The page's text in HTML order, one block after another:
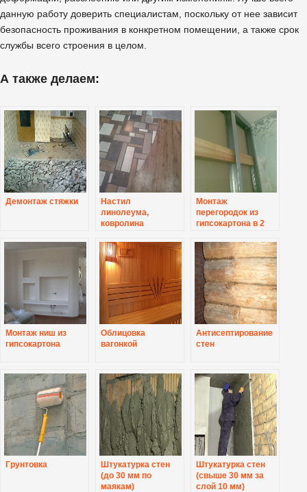
данную работу доверить специалистам, поскольку от нее зависит
безопасность проживания в конкретном помещении, а также срок
службы всего строения в целом.
А также делаем:
Демонтаж стяжки
Настил
линолеума,
ковролина
Монтаж
перегородок из
гипсокартона в 2
Монтаж ниш из
гипсокартона
Облицовка
вагонкой
Антисептирование
стен
Грунтовка
Штукатурка стен
(до 30 мм по
маякам)
Штукатурка стен
(свыше 30 мм за
слой 10 мм)